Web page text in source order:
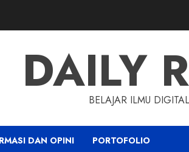
DAILY
BELAJAR ILMU
DAN OPINI PORTOFOLIO